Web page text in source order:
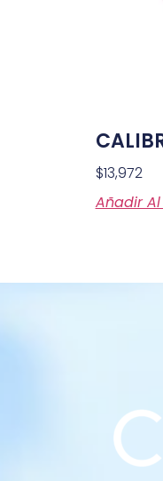
$13,972
Añadir